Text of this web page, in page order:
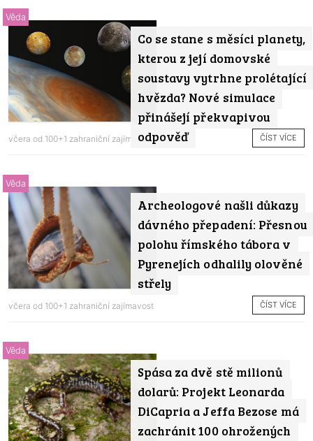
Co se stane s měsíci planety,
kterou z její domovské
soustavy vytrhne prolétající
hvězda? Nové simulace
přinášejí překvapivou
odpověď
Věda
včera od 100+1 zahraniční zajímavost ČÍST VÍCE
Archeologové našli důkazy
dávného přepadení: Přesnou
polohu římského tábora v
Pyrenejích odhalily olověné
střely
Věda
včera od 100+1 zahraniční zajímavost ČÍST VÍCE
Spása za dvě stě milionů
dolarů: Projekt Leonarda
DiCapria a Jeffa Bezose má
zachránit 100 ohrožených
Věda